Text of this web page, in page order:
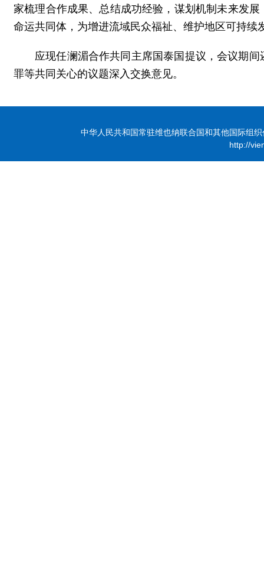
家梳理合作成果、总结成功经验，谋划机制未来发
命运共同体，为增进流域民众福祉、维护地区可持续
应现任澜湄合作共同主席国泰国提议，会议期
罪等共同关心的议题深入交换意见。
中华人民共和国常驻维也纳联合国和其他国际组
http://